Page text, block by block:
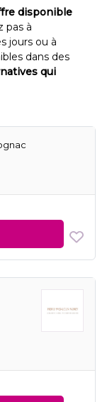
disponible
pas à
jours ou à
dans des
qui